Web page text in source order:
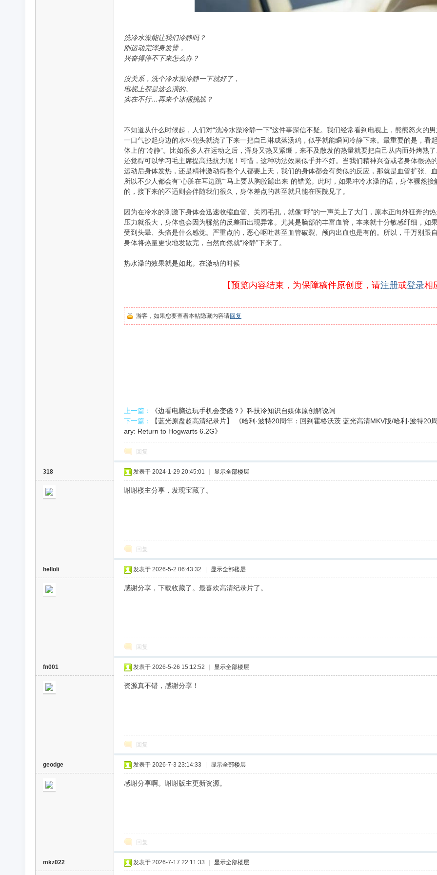
洗冷水澡能让我们冷静吗？
刚运动完浑身发烫，
兴奋得停不下来怎么办？
没关系，洗个冷水澡冷静一下就好了，
电视上都是这么演的。
实在不行…再来个冰桶挑战？
不知道从什么时候起，人们对“洗冷水澡冷静一下”这件事深信不疑。我们经常看到电视上，熊熊怒火的
一口气抄起身边的水杯兜头就浇了下来一把自己淋成落汤鸡，似乎就能瞬间冷静下来。最重要的是，看
体上的“冷静”。比如很多人在运动之后，浑身又热又紧绷，来不及散发的热量就要把自己从内而外烤熟
还觉得可以学习毛主席提高抵抗力呢！可惜，这种功法效果似乎并不好。当我们精神兴奋或者身体很热
运动后身体发热，还是精神激动得整个人都要上天，我们的身体都会有类似的反应，那就是血管扩张、
所以不少人都会有“心脏在耳边跳”“马上要从胸腔蹦出来”的错觉。此时，如果冲冷水澡的话，身体骤然
的，接下来的不适则会伴随我们很久，身体差点的甚至就只能在医院见了。
因为在冷水的刺激下身体会迅速收缩血管、关闭毛孔，就像“呼”的一声关上了大门，原本正向外狂奔的
压力就很大，身体也会因为骤然的反差而出现异常。尤其是脑部的丰富血管，本来就十分敏感纤细，如
受到头晕、头痛是什么感觉。严重点的，恶心呕吐甚至血管破裂、颅内出血也是有的。所以，千万别跟
身体将热量更快地发散完，自然而然就“冷静”下来了。
热水澡的效果就是如此。在激动的时候
【预览内容结束，为保障稿件原创度，请注册或登录相
游客，如果您要查看本帖隐藏内容请回复
上一篇：
《边看电脑边玩手机会变傻？》科技冷知识自媒体原创解说词
下一篇：
【蓝光原盘超高清纪录片】 《哈利·波特20周年：回到霍格沃茨 蓝光高清MKV版/哈利·波特
ary: Return to Hogwarts 6.2G》
回复
318 发表于 2024-1-29 20:45:01 显示全部楼层
谢谢楼主分享，发现宝藏了。
回复
helloli 发表于 2026-5-2 06:43:32 显示全部楼层
感谢分享，下载收藏了。最喜欢高清纪录片了。
回复
fn001 发表于 2026-5-26 15:12:52 显示全部楼层
资源真不错，感谢分享！
回复
geodge 发表于 2026-7-3 23:14:33 显示全部楼层
感谢分享啊。谢谢版主更新资源。
回复
mkz022 发表于 2026-7-17 22:11:33 显示全部楼层